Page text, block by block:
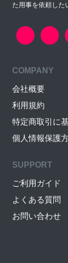
た用事を依頼した
COMPANY
会社概要
利用規約
特定商取引に
個人情報保護
SUPPORT
ご利用ガイド
よくある質問
お問い合わせ